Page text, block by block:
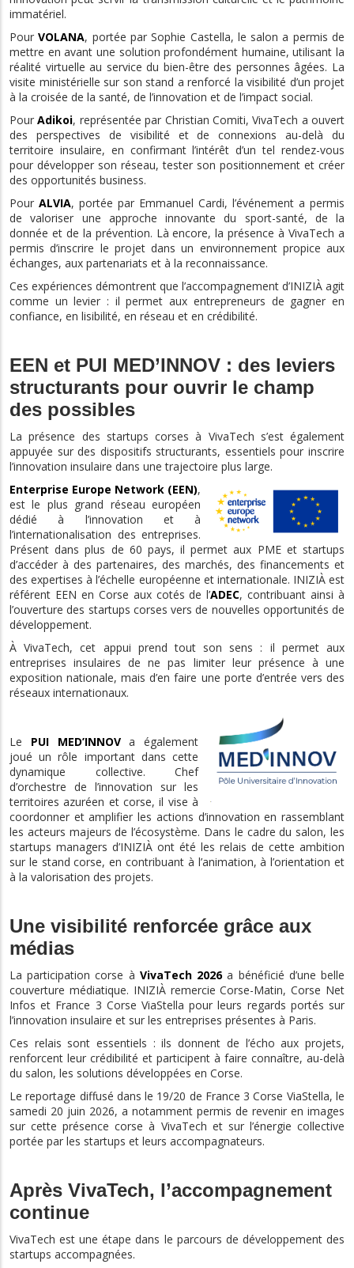
immatériel.
PourVOLANA, portée par Sophie Castella, le salon a permis de
mettre en avant une solution profondément humaine, utilisant la
réalité virtuelle au service du bien-être des personnes âgées. La
visite ministérielle sur son stand a renforcé la visibilité d’un projet
à la croisée de la santé, de l’innovation et de l’impact social.
PourAdikoi, représentée par Christian Comiti, VivaTech a ouvert
des perspectives de visibilité et de connexions au-delà du
territoire insulaire, en confirmant l’intérêt d’un tel rendez-vous
pour développer son réseau, tester son positionnement et créer
des opportunités business.
Pour ALVIA, portée par Emmanuel Cardi, l’événement a permis
de valoriser une approche innovante du sport-santé, de la
donnée et de la prévention. Là encore, la présence à VivaTech a
permis d’inscrire le projet dans un environnement propice aux
échanges, aux partenariats et à la reconnaissance.
Ces expériences démontrent que l’accompagnement d’INIZIÀ agit
comme un levier : il permet aux entrepreneurs de gagner en
confiance, en lisibilité, en réseau et en crédibilité.
EEN et PUI MED’INNOV : des leviers
structurants pour ouvrir le champ
des possibles
La présence des startups corses à VivaTech s’est également
appuyée sur des dispositifs structurants, essentiels pour inscrire
l’innovation insulaire dans une trajectoire plus large.
Enterprise Europe Network (EEN),
est le plus grand réseau européen
dédié à l’innovation et à
l’internationalisation des entreprises.
Présent dans plus de 60 pays, il permet aux PME et startups
d’accéder à des partenaires, des marchés, des financements et
des expertises à l’échelle européenne et internationale. INIZIÀ est
référent EEN en Corse aux cotés de l’ADEC, contribuant ainsi à
l’ouverture des startups corses vers de nouvelles opportunités de
développement.
À VivaTech, cet appui prend tout son sens : il permet aux
entreprises insulaires de ne pas limiter leur présence à une
exposition nationale, mais d’en faire une porte d’entrée vers des
réseaux internationaux.
Le PUI MED’INNOVa également
joué un rôle important dans cette
dynamique collective. Chef
d’orchestre de l’innovation sur les
territoires azuréen et corse, il vise à
coordonner et amplifier les actions d’innovation en rassemblant
les acteurs majeurs de l’écosystème. Dans le cadre du salon, les
startups managers d’INIZIÀ ont été les relais de cette ambition
sur le stand corse, en contribuant à l’animation, à l’orientation et
à la valorisation des projets.
Une visibilité renforcée grâce aux
médias
La participation corse à VivaTech 2026a bénéficié d’une belle
couverture médiatique. INIZIÀ remercie Corse-Matin, Corse Net
Infos et France 3 Corse ViaStella pour leurs regards portés sur
l’innovation insulaire et sur les entreprises présentes à Paris.
Ces relais sont essentiels : ils donnent de l’écho aux projets,
renforcent leur crédibilité et participent à faire connaître, au-delà
du salon, les solutions développées en Corse.
Le reportage diffusé dans le 19/20 de France 3 Corse ViaStella, le
samedi 20 juin 2026, a notamment permis de revenir en images
sur cette présence corse à VivaTech et sur l’énergie collective
portée par les startups et leurs accompagnateurs.
Après VivaTech, l’accompagnement
continue
VivaTech est une étape dans le parcours de développement des
startups accompagnées.